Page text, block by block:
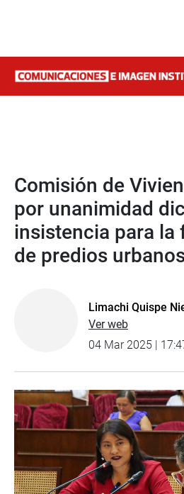
Comisión de
por unanimidad
insistencia para la
de predios
Limachi Quispe
Ver web
04 Mar 2025 |